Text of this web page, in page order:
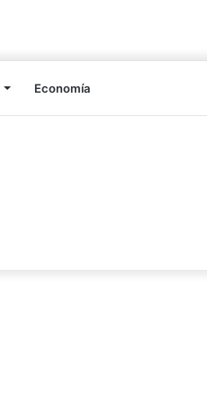
Economía